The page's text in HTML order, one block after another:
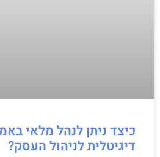
כיצד ניתן לנהל מלאי
דיגיטלית לניהול העסק?